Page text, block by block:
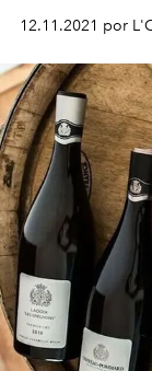
12.11.2021 por